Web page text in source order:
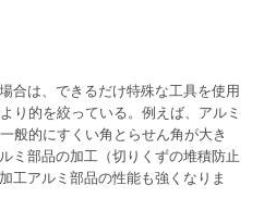
合は、できるだけ特殊な工具を使用
り的を絞っている。例えば、アルミ
般的にすくい角とらせん角が大き
ミ部品の加工（切りくずの堆積防止
工アルミ部品の性能も強くなりま